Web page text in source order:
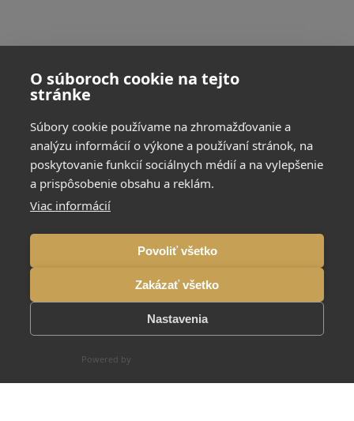
O súboroch cookie na tejto
stránke
Súbory cookie používame na zhromažďovanie a
analýzu informácií o výkone a používaní stránok, na
poskytovanie funkcií sociálnych médií a na vylepšenie
a prispôsobenie obsahu a reklám.
Viac informácií
Povoliť všetko
Zakázať všetko
Nastavenia
Powered by